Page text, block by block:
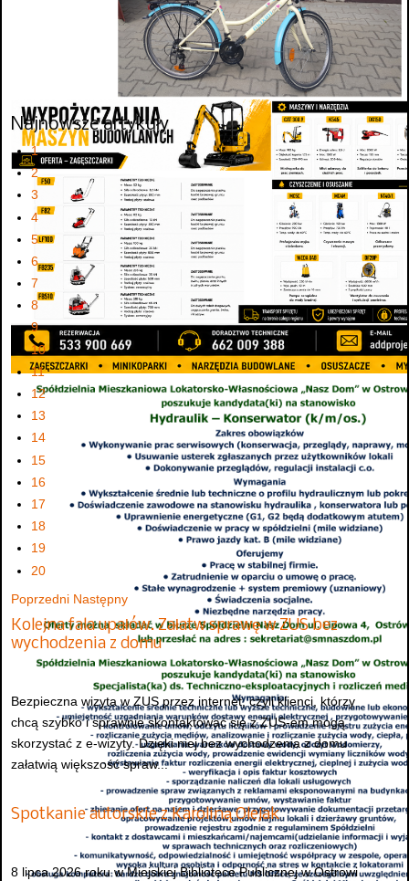
Najnowsze artykuły
1
2
3
4
5
6
7
8
9
10
11
12
13
14
15
16
17
18
19
20
Poprzedni Następny
Kolejna fala upałów. Załatw sprawę w ZUS bez
wychodzenia z domu
Bezpieczna wizyta w ZUS przez internet, czyli klienci, którzy
chcą szybko i sprawnie skontaktować się z ZUS-em mogą
skorzystać z e-wizyty. Dzięki niej bez wychodzenia z domu
załatwią większość spraw...
Spotkanie autorskie z Karoliną Olejak
8 lipca 2026 roku w Miejskiej Bibliotece Publicznej w Ostrowi